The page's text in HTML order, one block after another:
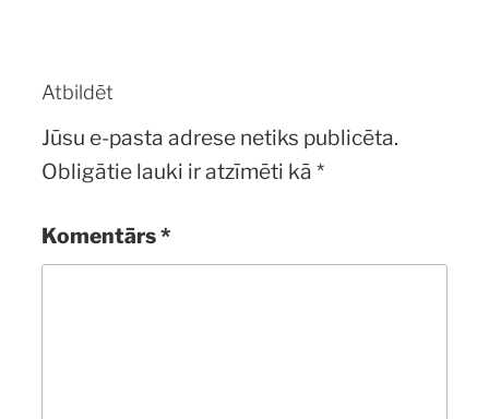
Atbildēt
Jūsu e-pasta adrese netiks publicēta.
Obligātie lauki ir atzīmēti kā*
Komentārs*